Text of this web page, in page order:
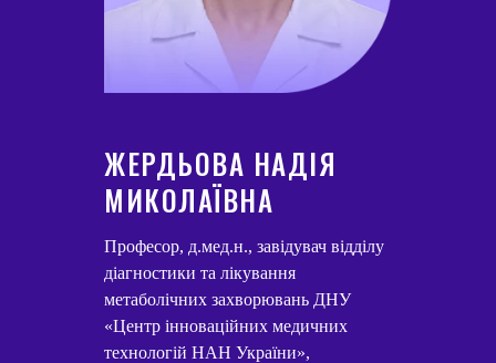
ЖЕРДЬОВА НАДІЯ
МИКОЛАЇВНА
Професор, д.мед.н., завідувач відділу
діагностики та лікування
метаболічних захворювань ДНУ
«Центр інноваційних медичних
технологій НАН України»,